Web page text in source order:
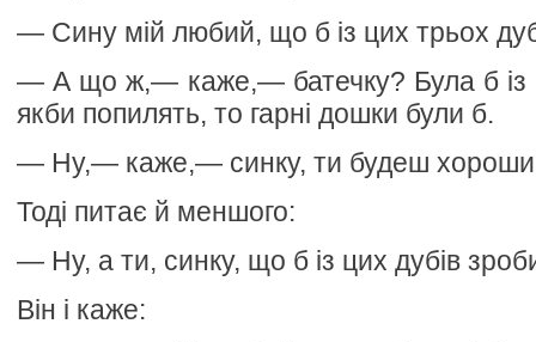
— Сину мій любий, що б із цих трьох
— А що ж,— каже,— батечку? Була б із
якби попилять, то гарні дошки були б.
— Ну,— каже,— синку, ти будеш
Тоді питає й меншого:
— Ну, а ти, синку, що б із цих дубів
Він і каже: